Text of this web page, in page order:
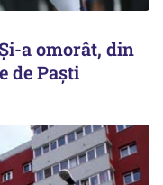
a omorât, din
de Paști